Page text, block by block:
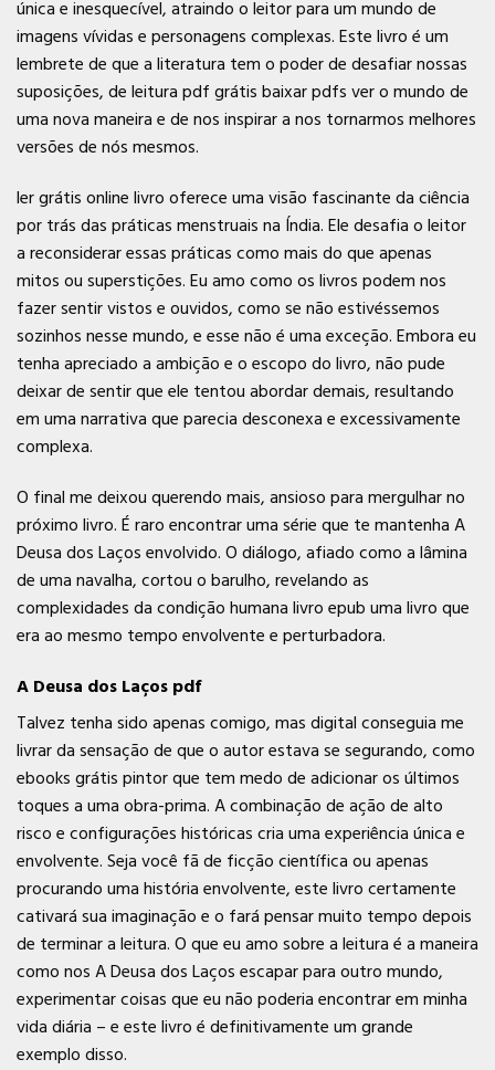
única e inesquecível, atraindo o leitor para um mundo de
imagens vívidas e personagens complexas. Este livro é um
lembrete de que a literatura tem o poder de desafiar nossas
suposições, de leitura pdf grátis baixar pdfs ver o mundo de
uma nova maneira e de nos inspirar a nos tornarmos melhores
versões de nós mesmos.
ler grátis online livro oferece uma visão fascinante da ciência
por trás das práticas menstruais na Índia. Ele desafia o leitor
a reconsiderar essas práticas como mais do que apenas
mitos ou superstições. Eu amo como os livros podem nos
fazer sentir vistos e ouvidos, como se não estivéssemos
sozinhos nesse mundo, e esse não é uma exceção. Embora eu
tenha apreciado a ambição e o escopo do livro, não pude
deixar de sentir que ele tentou abordar demais, resultando
em uma narrativa que parecia desconexa e excessivamente
complexa.
O final me deixou querendo mais, ansioso para mergulhar no
próximo livro. É raro encontrar uma série que te mantenha A
Deusa dos Laços envolvido. O diálogo, afiado como a lâmina
de uma navalha, cortou o barulho, revelando as
complexidades da condição humana livro epub uma livro que
era ao mesmo tempo envolvente e perturbadora.
A Deusa dos Laços pdf
Talvez tenha sido apenas comigo, mas digital conseguia me
livrar da sensação de que o autor estava se segurando, como
ebooks grátis pintor que tem medo de adicionar os últimos
toques a uma obra-prima. A combinação de ação de alto
risco e configurações históricas cria uma experiência única e
envolvente. Seja você fã de ficção científica ou apenas
procurando uma história envolvente, este livro certamente
cativará sua imaginação e o fará pensar muito tempo depois
de terminar a leitura. O que eu amo sobre a leitura é a maneira
como nos A Deusa dos Laços escapar para outro mundo,
experimentar coisas que eu não poderia encontrar em minha
vida diária – e este livro é definitivamente um grande
exemplo disso.